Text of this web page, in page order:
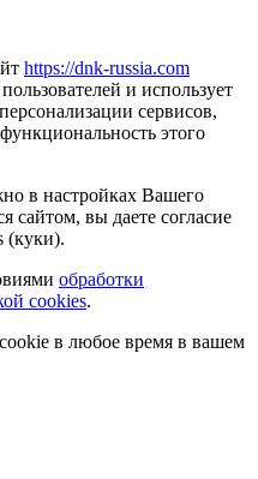
https://dnk-russia.com
и использует
сервисов,
этого
в настройках Вашего
сайтом, вы даете согласие
(куки).
обработки
cookies.
в любое время в вашем